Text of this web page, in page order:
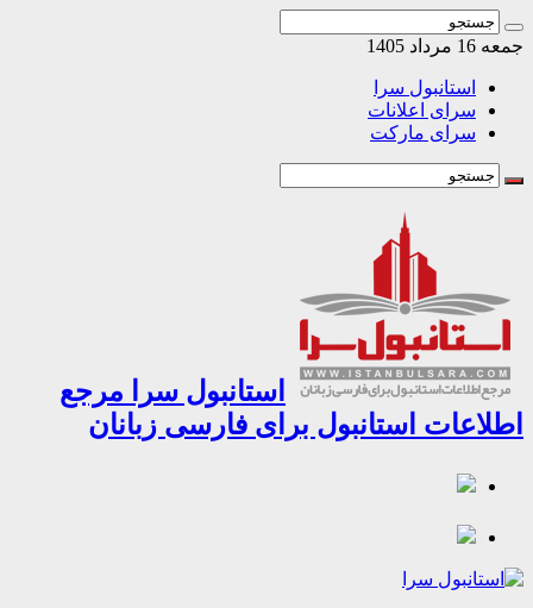
1405
استانبول سرا
سرای اعلانات
سرای مارکت
استانبول سرا مرجع
استانبول برای فارسی زبانان